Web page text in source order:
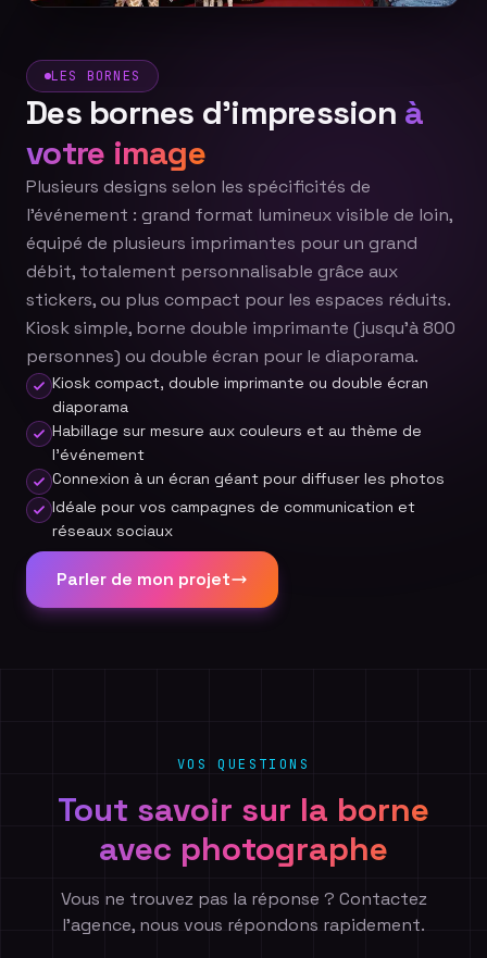
LES BORNES
Des bornes d'impression à
votre image
Plusieurs designs selon les spécificités de
l'événement : grand format lumineux visible de loin,
équipé de plusieurs imprimantes pour un grand
débit, totalement personnalisable grâce aux
stickers, ou plus compact pour les espaces réduits.
Kiosk simple, borne double imprimante (jusqu'à 800
personnes) ou double écran pour le diaporama.
Kiosk compact, double imprimante ou double écran
diaporama
Habillage sur mesure aux couleurs et au thème de
l'événement
Connexion à un écran géant pour diffuser les photos
Idéale pour vos campagnes de communication et
réseaux sociaux
Parler de mon projet
VOS QUESTIONS
Tout savoir sur la borne
avec photographe
Vous ne trouvez pas la réponse ? Contactez
l'agence, nous vous répondons rapidement.